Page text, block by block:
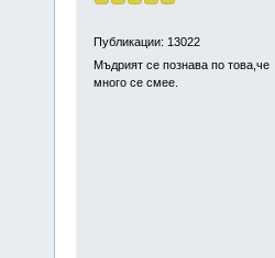
Публикации: 13022
Мъдрият се познава по това,че
много се смее.